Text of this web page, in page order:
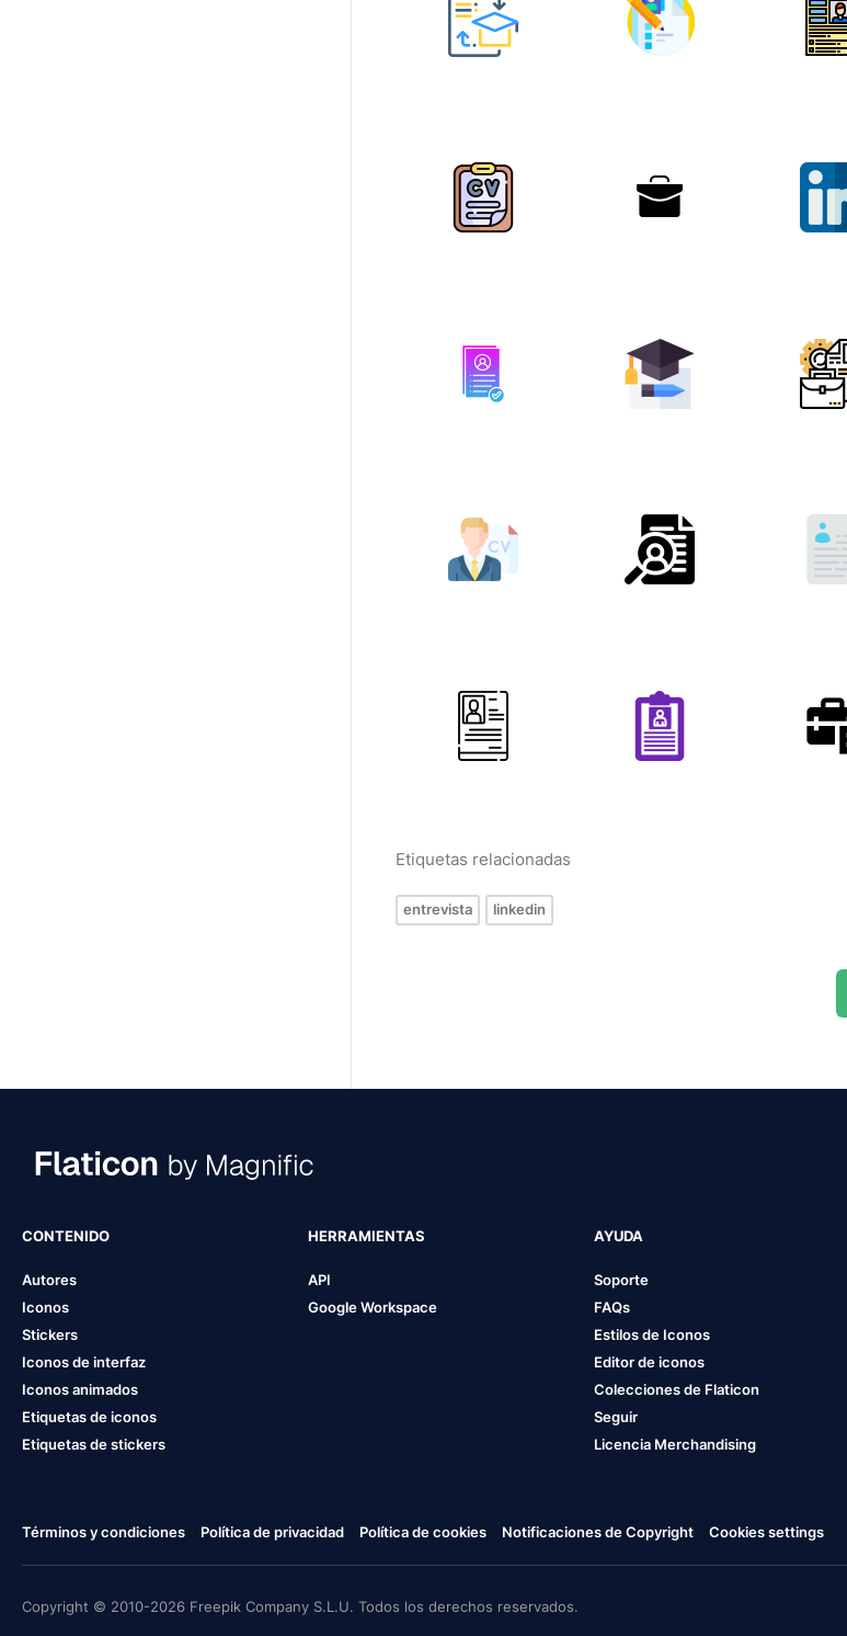
Etiquetas relacionadas
entrevista linkedin
CONTENIDO
Autores
Iconos
Stickers
Iconos de interfaz
Iconos animados
Etiquetas de iconos
Etiquetas de stickers
HERRAMIENTAS
API
Google Workspace
AYUDA
Soporte
FAQs
Estilos de Iconos
Editor de iconos
Colecciones de Flaticon
Seguir
Licencia Merchandising
Términos y condiciones Política de privacidad Política de cookies Notificaciones de Copyright Cookies settings
Copyright © 2010-2026 Freepik Company S.L.U. Todos los derechos reservados.